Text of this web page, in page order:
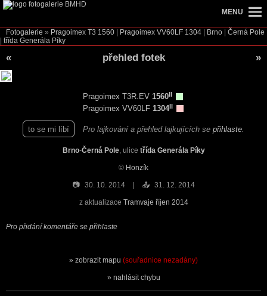
Fotogalerie » Pragoimex T3 1560 Pragoimex VV60LF 1304 Brno
Černá Pole
třída Generála Píky
« přehled fotek »
Pragoimex T3R.EV 1560
Pragoimex VV60LF 1304
to se mi líbí Pro lajkování a přehled lajkujících se přihlaste
Brno-Černá Pole, ulice třída Generála Píky
© Honzík
📷 30. 10. 2014 📤 31. 12. 2014
z aktualizace Tramvaje říjen 2014
Pro přidání komentáře se přihlaste
zobrazit mapu (souřadnice nezadány)
nahlásit chybu
MENU